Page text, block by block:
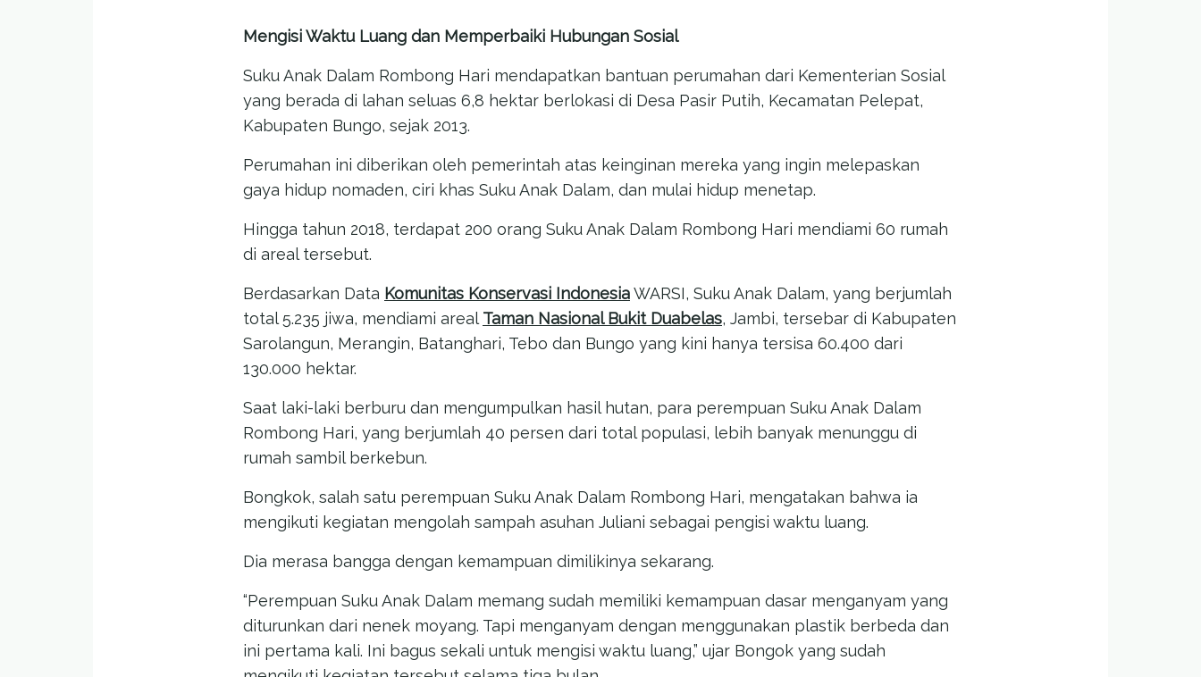
Mengisi Waktu Luang dan Memperbaiki Hubungan Sosial
Suku Anak Dalam Rombong Hari mendapatkan bantuan perumahan dari Kementerian Sosial
yang berada di lahan seluas 6,8 hektar berlokasi di Desa Pasir Putih, Kecamatan Pelepat,
Kabupaten Bungo, sejak 2013.
Perumahan ini diberikan oleh pemerintah atas keinginan mereka yang ingin melepaskan
gaya hidup nomaden, ciri khas Suku Anak Dalam, dan mulai hidup menetap.
Hingga tahun 2018, terdapat 200 orang Suku Anak Dalam Rombong Hari mendiami 60 rumah
di areal tersebut.
Berdasarkan Data Komunitas Konservasi IndonesiaWARSI, Suku Anak Dalam, yang berjumlah
total 5.235 jiwa, mendiami areal Taman Nasional Bukit Duabelas, Jambi, tersebar di Kabupaten
Sarolangun, Merangin, Batanghari, Tebo dan Bungo yang kini hanya tersisa 60.400 dari
130.000 hektar.
Saat laki-laki berburu dan mengumpulkan hasil hutan, para perempuan Suku Anak Dalam
Rombong Hari, yang berjumlah 40 persen dari total populasi, lebih banyak menunggu di
rumah sambil berkebun.
Bongkok, salah satu perempuan Suku Anak Dalam Rombong Hari, mengatakan bahwa ia
mengikuti kegiatan mengolah sampah asuhan Juliani sebagai pengisi waktu luang.
Dia merasa bangga dengan kemampuan dimilikinya sekarang.
“Perempuan Suku Anak Dalam memang sudah memiliki kemampuan dasar menganyam yang
diturunkan dari nenek moyang. Tapi menganyam dengan menggunakan plastik berbeda dan
ini pertama kali. Ini bagus sekali untuk mengisi waktu luang,” ujar Bongok yang sudah